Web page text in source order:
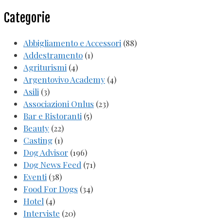
Categorie
Abbigliamento e Accessori (88)
Addestramento (1)
Agriturismi (4)
Argentovivo Academy (4)
Asili (3)
Associazioni Onlus (23)
Bar e Ristoranti (5)
Beauty (22)
Casting (1)
Dog Advisor (196)
Dog News Feed (71)
Eventi (38)
Food For Dogs (34)
Hotel (4)
Interviste (20)